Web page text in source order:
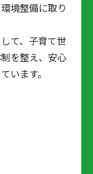
境整備に取り
て、子育て世
を整え、安心
います。